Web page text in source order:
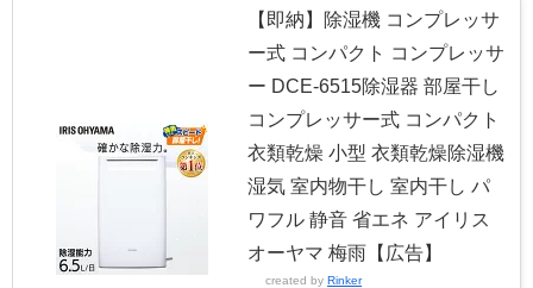
【即納】除湿機 コンプレッサ
ー式 コンパクト コンプレッサ
ー DCE-6515除湿器 部屋干し
コンプレッサー式 コンパクト
衣類乾燥 小型 衣類乾燥除湿機
湿気 室内物干し 室内干し パ
ワフル 静音 省エネ アイリス
オーヤマ 梅雨【広告】
created by Rinker